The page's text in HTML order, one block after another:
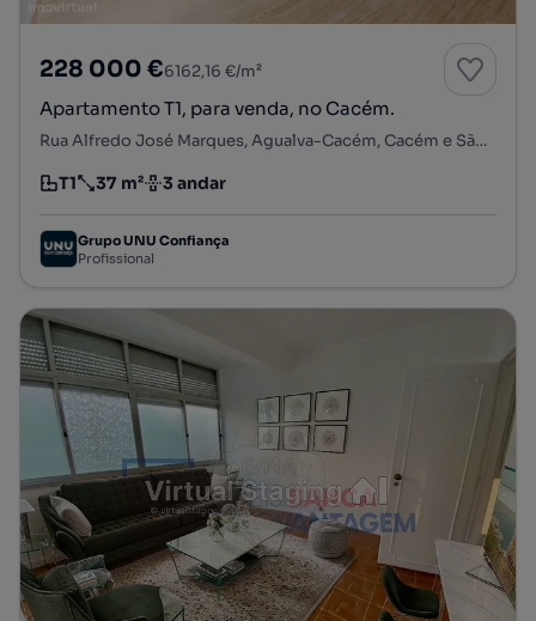
228 000 €6162,16 €/m²
Apartamento T1, para venda, no Cacém.
Rua Alfredo José Marques, Agualva-Cacém, Cacém e São Marcos, Sintra, Lisboa
Tipologia
T1
Preço por metro quadrado
37 m²
Andar 3 andar
Grupo UNU Confiança
Profissional